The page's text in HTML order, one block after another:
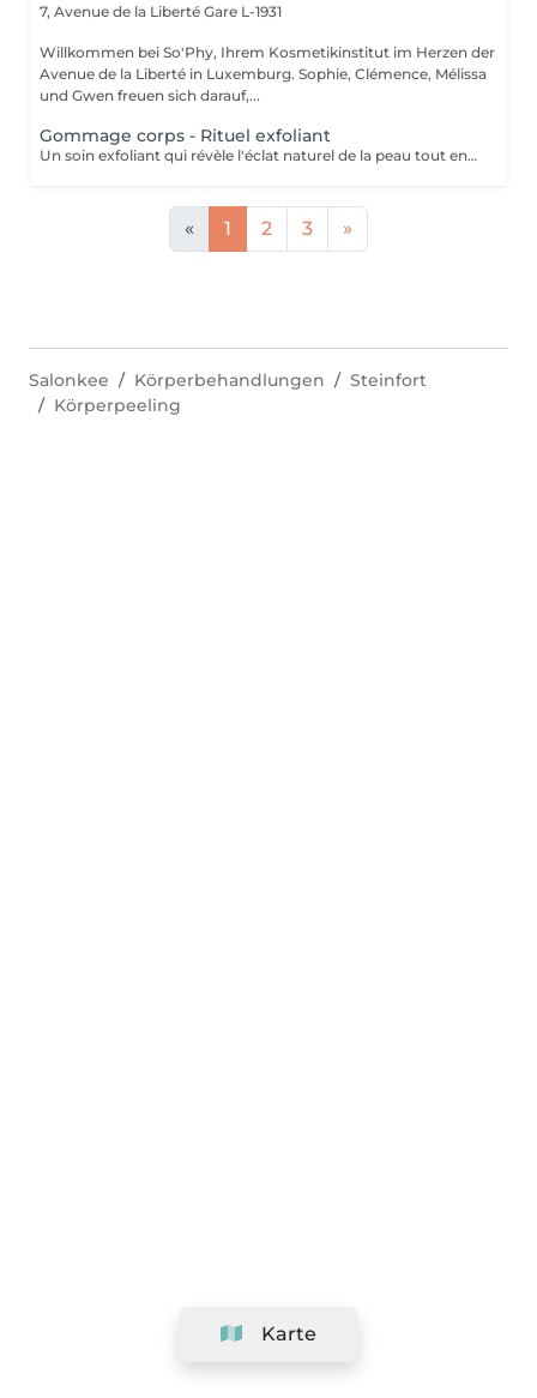
7, Avenue de la Liberté Gare L-1931
Willkommen bei So'Phy, Ihrem Kosmetikinstitut im Herzen der
Avenue de la Liberté in Luxemburg. Sophie, Clémence, Mélissa
und Gwen freuen sich darauf,...
Gommage corps - Rituel exfoliant
Un soin exfoliant qui révèle l'éclat naturel de la peau tout en offrant un véritable moment de détente. Le gommage permet d'éliminer les cellules mortes, d'affiner le grain de peau et de laisser la peau plus douce et lumineuse. Selon vos préférences, vous pouvez choisir entre un gommage au savon noir, pour une exfoliation enveloppante et purifiante, ou un gommage à grains, pour une action plus tonique et efficace. La senteur sélectionnée accompagne l'ensemble du soin et prolonge l'expérience, avec la possibilité d'ajouter une huile de massage pour un moment encore plus enveloppant. La peau est douce, lisse et délicatement parfumée, le corps détendu et l'esprit apaisé. Un soin idéal pour préparer la peau, la sublimer ou simplement s'offrir un moment pour soi.
« 1 2 3 »
Karte
Salonkee Körperbehandlungen
Steinfort
Körperpeeling